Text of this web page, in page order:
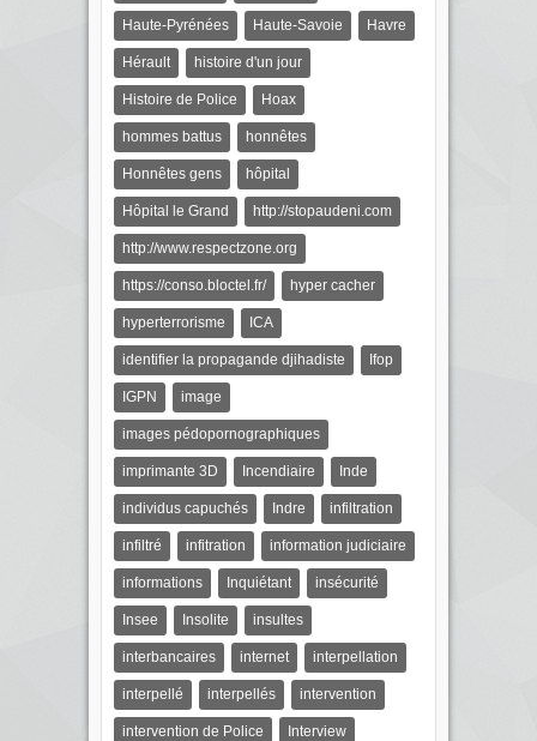
Haute-Pyrénées Haute-Savoie Havre
Hérault histoire d'un jour
Histoire de Police Hoax
hommes battus honnêtes
Honnêtes gens hôpital
Hôpital le Grand http://stopaudeni.com
http://www.respectzone.org
https://conso.bloctel.fr/ hyper cacher
hyperterrorisme ICA
identifier la propagande djihadiste Ifop
IGPN image
images pédopornographiques
imprimante 3D Incendiaire Inde
individus capuchés Indre infiltration
infiltré infitration information judiciaire
informations Inquiétant insécurité
Insee Insolite insultes
interbancaires internet interpellation
interpellé interpellés intervention
intervention de Police Interview